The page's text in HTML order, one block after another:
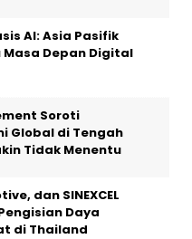
AI: Asia Pasifik
Masa Depan Digital
Soroti
Global di Tengah
Tidak Menentu
dan SINEXCEL
Daya
di Thailand